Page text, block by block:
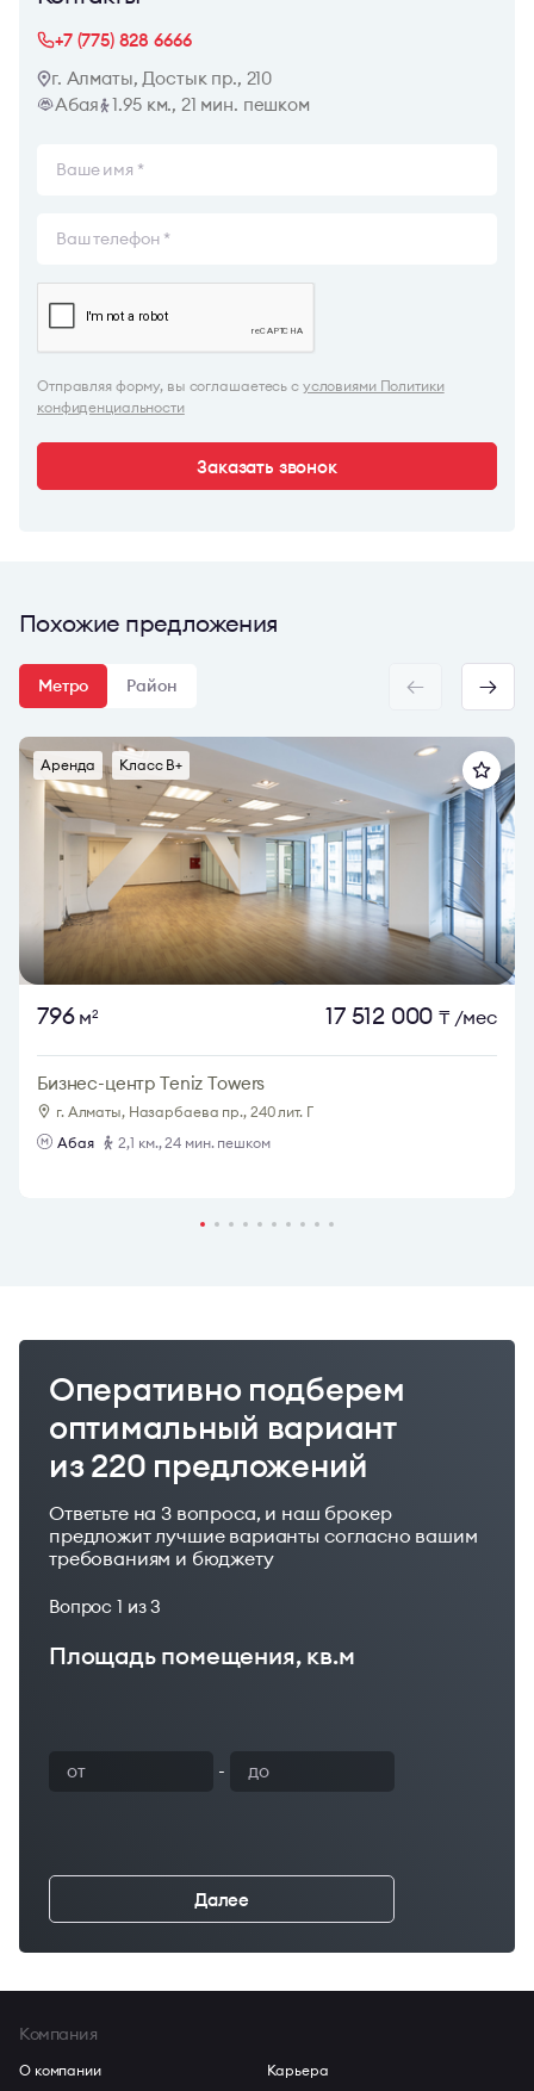
+7 (775) 828 6666
г. Алматы, Достык пр., 210
Абая
1.95 км., 21 мин. пешком
Отправляя форму, вы соглашаетесь с условиями Политики
конфиденциальности
Заказать звонок
Похожие предложения
Метро Район
Аренда Класс B+
796м2 17 512 000 ₸ /мес
Бизнес-центр Teniz Towers
г. Алматы, Назарбаева пр., 240 лит. Г
Абая
2,1 км., 24 мин. пешком
Оперативно подберем
оптимальный вариант
из 220 предложений
Ответьте на 3 вопроса, и наш брокер
предложит лучшие варианты согласно вашим
требованиям и бюджету
Вопрос 1 из 3
Площадь помещения, кв.м
-
Далее
Компания
О компании
Карьера